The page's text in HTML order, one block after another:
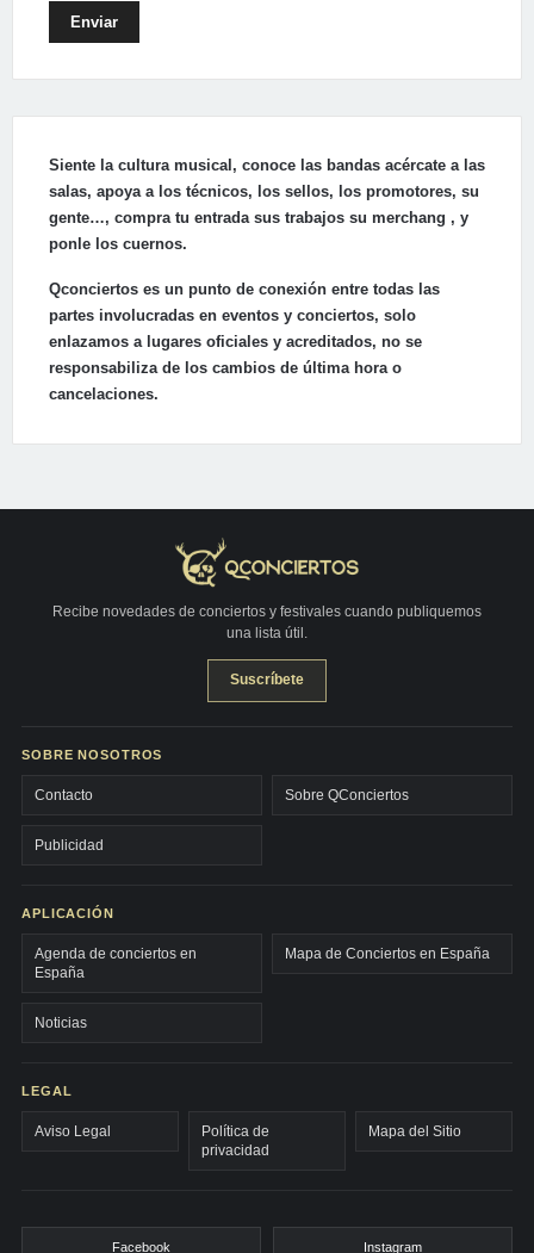
Enviar
Siente la cultura musical, conoce las bandas acércate a las
salas, apoya a los técnicos, los sellos, los promotores, su
gente…, compra tu entrada sus trabajos su merchang , y
ponle los cuernos.
Qconciertos es un punto de conexión entre todas las
partes involucradas en eventos y conciertos, solo
enlazamos a lugares oficiales y acreditados, no se
responsabiliza de los cambios de última hora o
cancelaciones.
Recibe novedades de conciertos y festivales cuando publiquemos
una lista útil.
Suscríbete
SOBRE NOSOTROS
Contacto Sobre QConciertos
Publicidad
APLICACIÓN
Agenda de conciertos en
España
Mapa de Conciertos en España
Noticias
LEGAL
Aviso Legal
Política de
privacidad
Mapa del Sitio
Facebook Instagram